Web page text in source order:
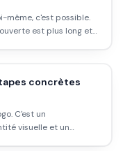
même, c'est possible.
est plus long et
concrètes
C'est un
visuelle et un